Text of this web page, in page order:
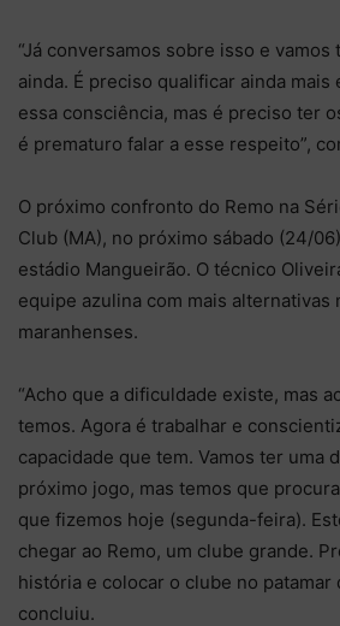
“Já conversamos sobre isso e vamos
ainda. É preciso qualificar ainda
essa consciência, mas é preciso ter
é prematuro falar a esse respeito”,
O próximo confronto do Remo na
Club (MA), no próximo sábado (24/
estádio Mangueirão. O técnico
equipe azulina com mais alternativas
maranhenses.
“Acho que a dificuldade existe, mas
temos. Agora é trabalhar e
capacidade que tem. Vamos ter uma
próximo jogo, mas temos que
que fizemos hoje (segunda-feira).
chegar ao Remo, um clube grande.
história e colocar o clube no patamar
concluiu.